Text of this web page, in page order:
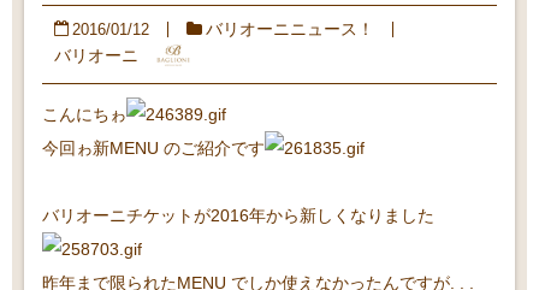
2016/01/12
バリオーニニュース！
バリオーニ
こんにちゎ
今回ゎ新MENU のご紹介です
バリオーニチケットが2016年から新しくなりました
昨年まで限られたMENU でしか使えなかったんですが. . .